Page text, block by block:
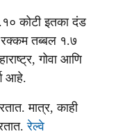
कोटी इतका दंड
रक्कम तब्बल १.७
गोवा आणि
आहे.
मात्र, काही
रेल्वे